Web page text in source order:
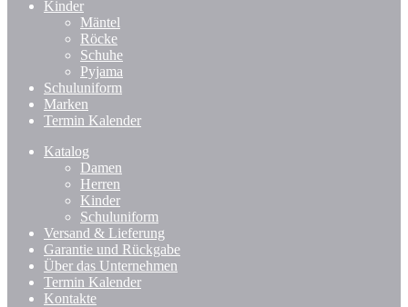
Kinder
Mäntel
Röcke
Schuhe
Pyjama
Schuluniform
Marken
Termin Kalender
Katalog
Damen
Herren
Kinder
Schuluniform
Versand & Lieferung
Garantie und Rückgabe
Über das Unternehmen
Termin Kalender
Kontakte